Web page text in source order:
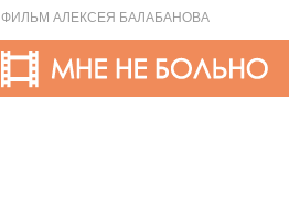
ФИЛЬМ АЛЕКСЕЯ БАЛАБАНОВА